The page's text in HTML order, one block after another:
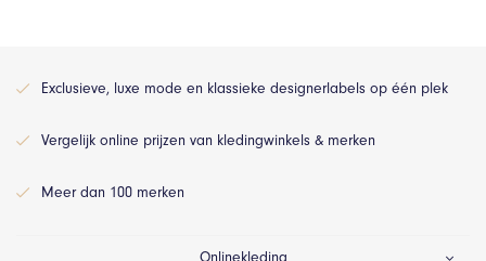
Exclusieve, luxe mode en klassieke designerlabels op één plek
Vergelijk online prijzen van kledingwinkels & merken
Meer dan 100 merken
Onlinekleding